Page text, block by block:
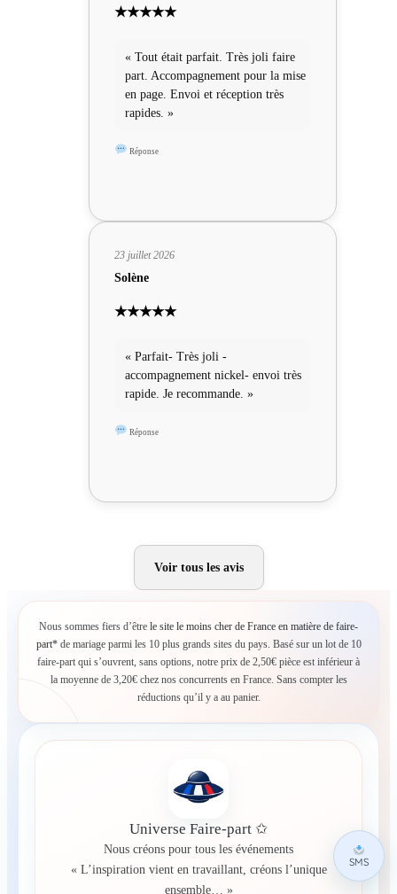
★★★★★
« Tout était parfait. Très joli faire
part. Accompagnement pour la mise
en page. Envoi et réception très
rapides. »
Réponse
23 juillet 2026
Solène
★★★★★
« Parfait- Très joli -
accompagnement nickel- envoi très
rapide. Je recommande. »
Réponse
Voir tous les avis
Nous sommes fiers d’être le site le moins cher de France en matière de faire-
part*de mariage parmi les 10 plus grands sites du pays. Basé sur un lot de 10
faire-part qui s’ouvrent, sans options, notre prix de 2,50€ pièce est inférieur à
la moyenne de 3,20€ chez nos concurrents en France. Sans compter les
réductions qu’il y a au panier.
Universe Faire-part ✩
Nous créons pour tous les événements
« L’inspiration vient en travaillant, créons l’unique
ensemble… »
SMS